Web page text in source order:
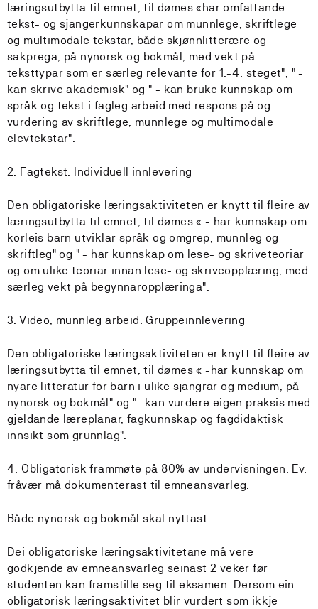
læringsutbytta til emnet, til dømes «har omfattande
tekst- og sjangerkunnskapar om munnlege, skriftlege
og multimodale tekstar, både skjønnlitterære og
sakprega, på nynorsk og bokmål, med vekt på
teksttypar som er særleg relevante for 1.-4. steget", " -
kan skrive akademisk" og " - kan bruke kunnskap om
språk og tekst i fagleg arbeid med respons på og
vurdering av skriftlege, munnlege og multimodale
elevtekstar".
2. Fagtekst. Individuell innlevering
Den obligatoriske læringsaktiviteten er knytt til fleire av
læringsutbytta til emnet, til dømes « - har kunnskap om
korleis barn utviklar språk og omgrep, munnleg og
skriftleg" og " - har kunnskap om lese- og skriveteoriar
og om ulike teoriar innan lese- og skriveopplæring, med
særleg vekt på begynnaropplæringa".
3. Video, munnleg arbeid. Gruppeinnlevering
Den obligatoriske læringsaktiviteten er knytt til fleire av
læringsutbytta til emnet, til dømes « -har kunnskap om
nyare litteratur for barn i ulike sjangrar og medium, på
nynorsk og bokmål" og " -kan vurdere eigen praksis med
gjeldande læreplanar, fagkunnskap og fagdidaktisk
innsikt som grunnlag".
4. Obligatorisk frammøte på 80% av undervisningen. Ev.
fråvær må dokumenterast til emneansvarleg.
Både nynorsk og bokmål skal nyttast.
Dei obligatoriske læringsaktivitetane må vere
godkjende av emneansvarleg seinast 2 veker før
studenten kan framstille seg til eksamen. Dersom ein
obligatorisk læringsaktivitet blir vurdert som ikkje